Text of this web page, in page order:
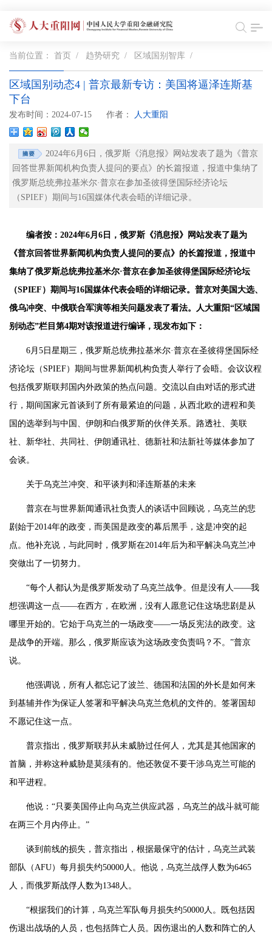
当前位置： 首页 / 趋势研究 / 区域国别智库 /
区域国别动态4 | 普京最新专访：美国将逼泽连斯基
下台
发布时间：2024-07-15 作者： 人大重阳
2024年6月6日，俄罗斯《消息报》网站发表了题为《普京
回答世界新闻机构负责人提问的要点》的长篇报道，报道中集纳了
俄罗斯总统弗拉基米尔·普京在参加圣彼得堡国际经济论坛
（SPIEF）期间与16国媒体代表会晤的详细记录。
编者按：2024年6月6日，俄罗斯《消息报》网站发表了题为
《普京回答世界新闻机构负责人提问的要点》的长篇报道，报道中
集纳了俄罗斯总统弗拉基米尔·普京在参加圣彼得堡国际经济论坛
（SPIEF）期间与16国媒体代表会晤的详细记录。普京对美国大选、
俄乌冲突、中俄联合军演等相关问题发表了看法。人大重阳“区域国
别动态”栏目第4期对该报道进行编译，现发布如下：
6月5日星期三，俄罗斯总统弗拉基米尔·普京在圣彼得堡国际经
济论坛（SPIEF）期间与世界新闻机构负责人举行了会晤。会议议程
包括俄罗斯联邦国内外政策的热点问题。交流以自由对话的形式进
行，期间国家元首谈到了所有最紧迫的问题，从西北欧的进程和美
国的选举到与中国、伊朗和白俄罗斯的伙伴关系。路透社、美联
社、新华社、共同社、伊朗通讯社、德新社和法新社等媒体参加了
会谈。
关于乌克兰冲突、和平谈判和泽连斯基的未来
普京在与世界新闻通讯社负责人的谈话中回顾说，乌克兰的悲
剧始于2014年的政变，而美国是政变的幕后黑手，这是冲突的起
点。他补充说，与此同时，俄罗斯在2014年后为和平解决乌克兰冲
突做出了一切努力。
“每个人都认为是俄罗斯发动了乌克兰战争。但是没有人——我
想强调这一点——在西方，在欧洲，没有人愿意记住这场悲剧是从
哪里开始的。它始于乌克兰的一场政变——一场反宪法的政变。这
是战争的开端。那么，俄罗斯应该为这场政变负责吗？不。”普京
说。
他强调说，所有人都忘记了波兰、德国和法国的外长是如何来
到基辅并作为保证人签署和平解决乌克兰危机的文件的。签署国却
不愿记住这一点。
普京指出，俄罗斯联邦从未威胁过任何人，尤其是其他国家的
首脑，并称这种威胁是莫须有的。他还敦促不要干涉乌克兰可能的
和平进程。
他说：“只要美国停止向乌克兰供应武器，乌克兰的战斗就可能
在两三个月内停止。”
谈到前线的损失，普京指出，根据最保守的估计，乌克兰武装
部队（AFU）每月损失约50000人。他说，乌克兰战俘人数为6465
人，而俄罗斯战俘人数为1348人。
“根据我们的计算，乌克兰军队每月损失约50000人。既包括因
伤退出战场的人员，也包括阵亡人员。因伤退出的人数和阵亡的人